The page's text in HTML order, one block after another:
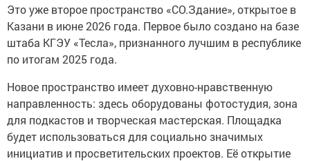
Это уже второе пространство «СО.Здание», открытое в
Казани в июне 2026 года. Первое было создано на базе
штаба КГЭУ «Тесла», признанного лучшим в республике
по итогам 2025 года.
Новое пространство имеет духовно-нравственную
направленность: здесь оборудованы фотостудия, зона
для подкастов и творческая мастерская. Площадка
будет использоваться для социально значимых
инициатив и просветительских проектов. Её открытие